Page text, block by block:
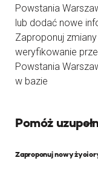
Powstania
lub dodać nowe
Zaproponuj
weryfikowanie
Powstania
w bazie
Pomóż
Zaproponuj nowy